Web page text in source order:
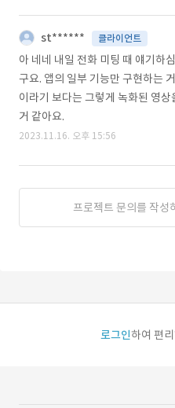
st****** 클라이언트
아 네네 내일 전화 미팅 때 얘기하
구요. 앱의 일부 기능만 구현하는
이라기 보다는 그렇게 녹화된 영
거 같아요.
2023.11.16. 오후 15:56
프로젝트 문의를 작성
로그인하여 편